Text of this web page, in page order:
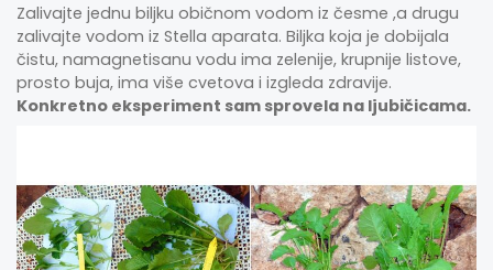
Zalivajte jednu biljku običnom vodom iz česme ,a drugu
zalivajte vodom iz Stella aparata. Biljka koja je dobijala
čistu, namagnetisanu vodu ima zelenije, krupnije listove,
prosto buja, ima više cvetova i izgleda zdravije.
Konkretno eksperiment sam sprovela na ljubičicama.